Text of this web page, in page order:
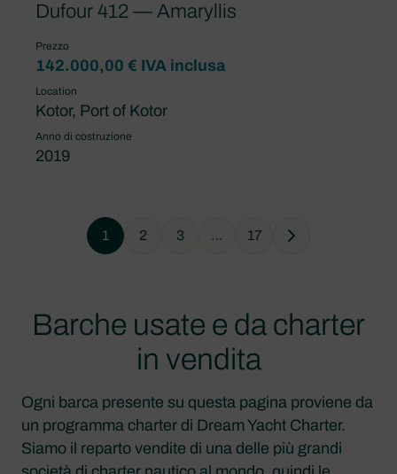
Dufour 412 — Amaryllis
Prezzo
142.000,00 € IVA inclusa
Location
Kotor, Port of Kotor
Anno di costruzione
2019
1 2 3 … 17 Next
Barche usate e da charter
in vendita
Ogni barca presente su questa pagina proviene da
un programma charter di Dream Yacht Charter.
Siamo il reparto vendite di una delle più grandi